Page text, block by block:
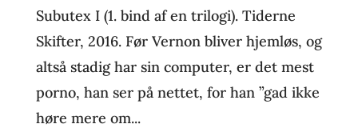
Subutex I (1. bind af en trilogi). Tiderne
Skifter, 2016. Før Vernon bliver hjemløs, og
altså stadig har sin computer, er det mest
porno, han ser på nettet, for han ”gad ikke
høre mere om...